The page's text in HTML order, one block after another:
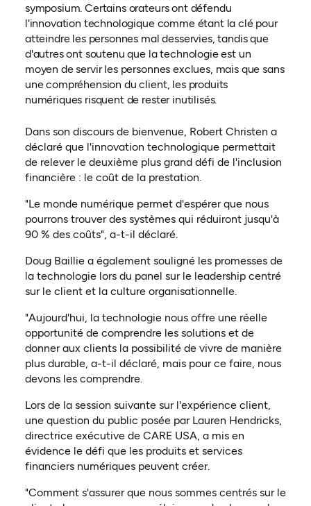
symposium. Certains orateurs ont défendu
l'innovation technologique comme étant la clé pour
atteindre les personnes mal desservies, tandis que
d'autres ont soutenu que la technologie est un
moyen de servir les personnes exclues, mais que sans
une compréhension du client, les produits
numériques risquent de rester inutilisés.
Dans son discours de bienvenue, Robert Christen a
déclaré que l'innovation technologique permettait
de relever le deuxième plus grand défi de l'inclusion
financière : le coût de la prestation.
"Le monde numérique permet d'espérer que nous
pourrons trouver des systèmes qui réduiront jusqu'à
90 % des coûts", a-t-il déclaré.
Doug Baillie a également souligné les promesses de
la technologie lors du panel sur le leadership centré
sur le client et la culture organisationnelle.
"Aujourd'hui, la technologie nous offre une réelle
opportunité de comprendre les solutions et de
donner aux clients la possibilité de vivre de manière
plus durable, a-t-il déclaré, mais pour ce faire, nous
devons les comprendre.
Lors de la session suivante sur l'expérience client,
une question du public posée par Lauren Hendricks,
directrice exécutive de CARE USA, a mis en
évidence le défi que les produits et services
financiers numériques peuvent créer.
"Comment s'assurer que nous sommes centrés sur le